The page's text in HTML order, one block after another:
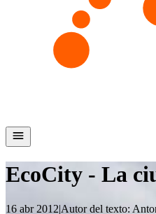
EcoCity - La
16 abr 2012|Autor del texto: